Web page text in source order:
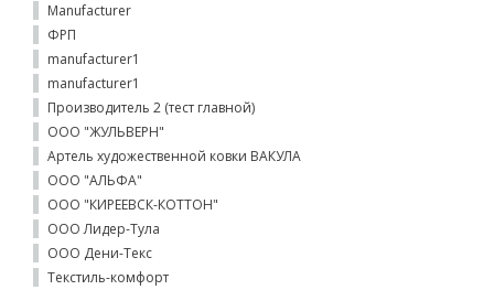
Manufacturer
ФРП
manufacturer1
manufacturer1
Производитель 2 (тест главной)
ООО "ЖУЛЬВЕРН"
Артель художественной ковки ВАКУЛА
ООО "АЛЬФА"
ООО "КИРЕЕВСК-КОТТОН"
ООО Лидер-Тула
ООО Дени-Текс
Текстиль-комфорт